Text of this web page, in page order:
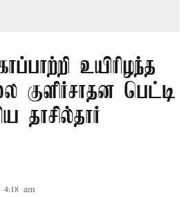
உயிரிழந்த
குளிர்சாதன பெட்டி
தாசில்தார்
am